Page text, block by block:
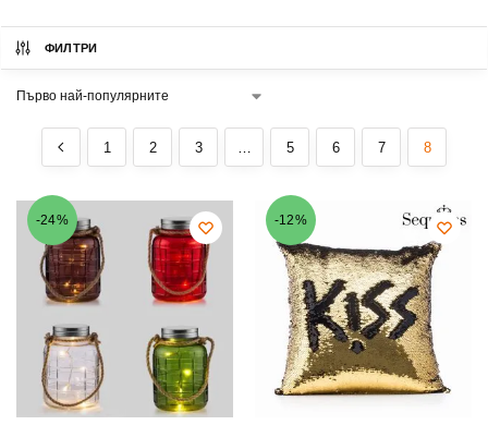
ФИЛТРИ
1 2 3 … 5 6 7 8
-24% -12%